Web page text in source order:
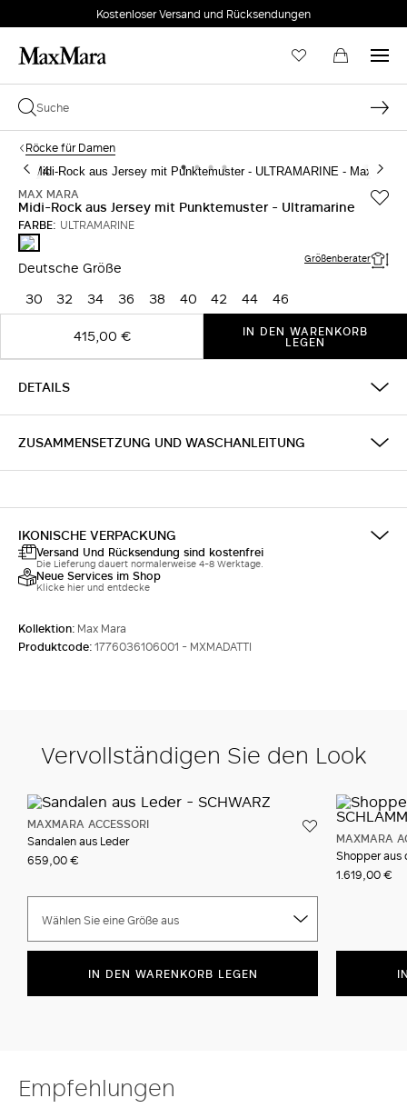
Kostenloser Versand und Rücksendungen
Röcke für Damen
MAX MARA
Midi-Rock aus Jersey mit Punktemuster - Ultramarine
FARBE: ULTRAMARINE
ULTRAMARINE
Deutsche Größe Größenberater
30 32 34 36 38 40 42 44
46
415,00 €
IN DEN WARENKORB
LEGEN
DETAILS
ZUSAMMENSETZUNG UND WASCHANLEITUNG
IKONISCHE VERPACKUNG
Versand Und Rücksendung sind kostenfrei
Die Lieferung dauert normalerweise 4-8 Werktage.
Neue Services im Shop
Klicke hier und entdecke
Kollektion: Max Mara
Produktcode:1776036106001 - MXMADATTI
Vervollständigen Sie den Look
MAXMARA ACCESSORI
Sandalen aus Leder
659,00 €
Wählen Sie eine Größe aus
IN DEN WARENKORB LEGEN
MAXMARA
Shopper
1.619,00 €
Empfehlungen